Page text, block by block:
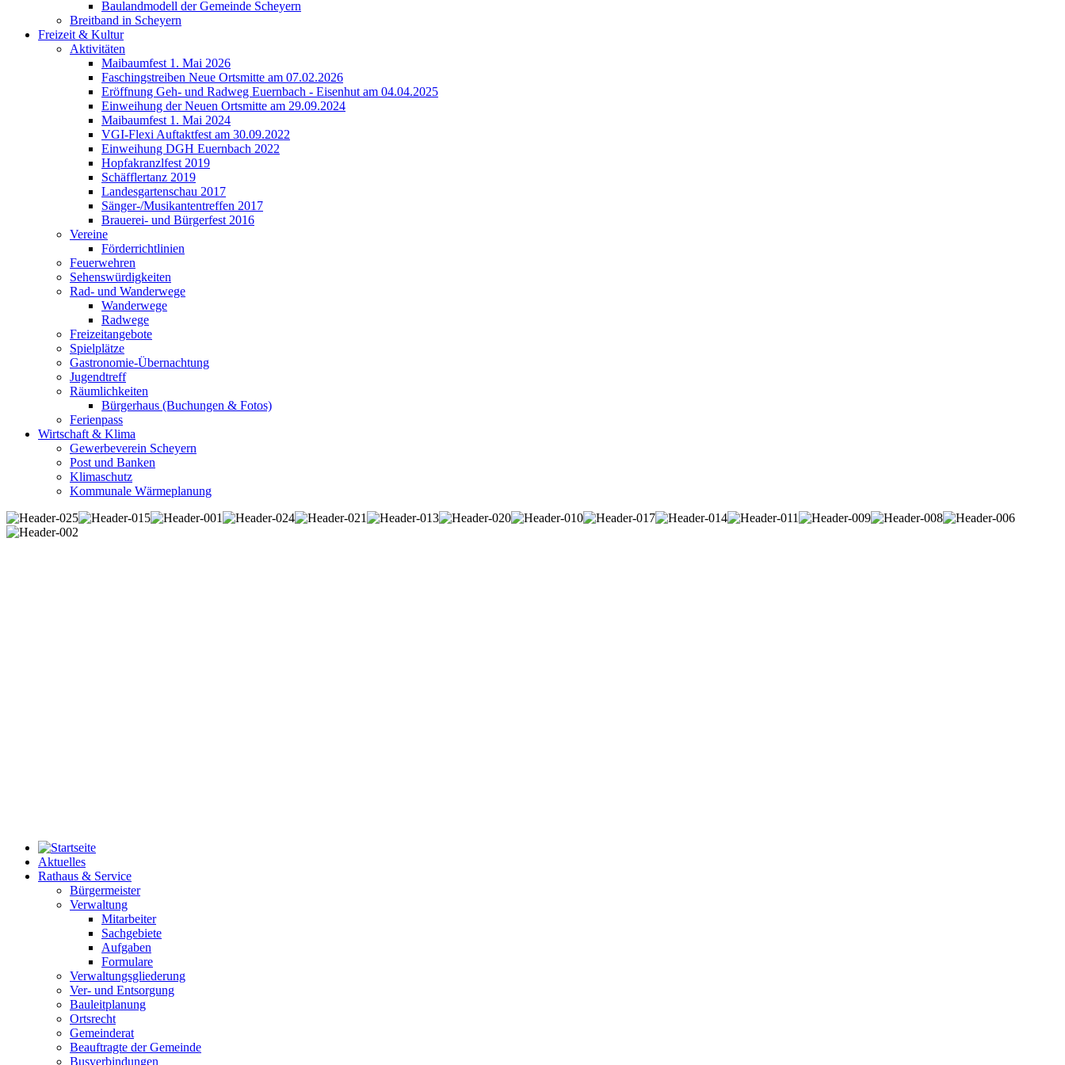
Baulandmodell der Gemeinde Scheyern
Breitband in Scheyern
Freizeit & Kultur
Aktivitäten
Maibaumfest 1. Mai 2026
Faschingstreiben Neue Ortsmitte am 07.02.2026
Eröffnung Geh- und Radweg Euernbach - Eisenhut am 04.04.2025
Einweihung der Neuen Ortsmitte am 29.09.2024
Maibaumfest 1. Mai 2024
VGI-Flexi Auftaktfest am 30.09.2022
Einweihung DGH Euernbach 2022
Hopfakranzlfest 2019
Schäfflertanz 2019
Landesgartenschau 2017
Sänger-/Musikantentreffen 2017
Brauerei- und Bürgerfest 2016
Vereine
Förderrichtlinien
Feuerwehren
Sehenswürdigkeiten
Rad- und Wanderwege
Wanderwege
Radwege
Freizeitangebote
Spielplätze
Gastronomie-Übernachtung
Jugendtreff
Räumlichkeiten
Bürgerhaus (Buchungen & Fotos)
Ferienpass
Wirtschaft & Klima
Gewerbeverein Scheyern
Post und Banken
Klimaschutz
Kommunale Wärmeplanung
Aktuelles
Rathaus & Service
Bürgermeister
Verwaltung
Mitarbeiter
Sachgebiete
Aufgaben
Formulare
Verwaltungsgliederung
Ver- und Entsorgung
Bauleitplanung
Ortsrecht
Gemeinderat
Beauftragte der Gemeinde
Busverbindungen